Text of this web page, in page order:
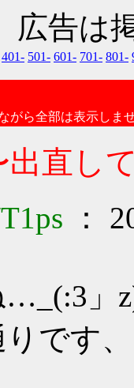
広告は
401- 501- 601- 701- 801-
がら全部は表示しま
出直し
：
…_(:3」
です